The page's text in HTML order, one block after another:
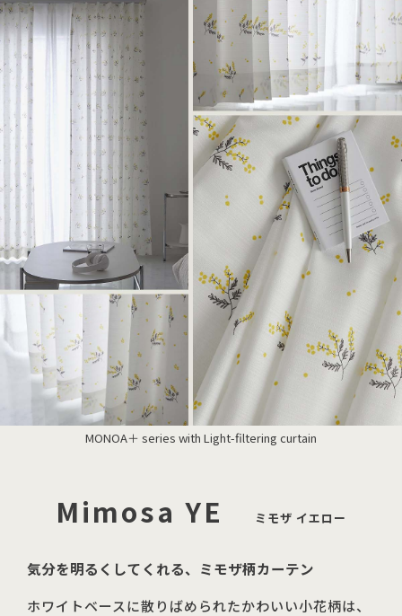
MONOA＋ series with Light-filtering curtain
Mimosa YE ミモザ イエロー
気分を明るくしてくれる、ミモザ柄カーテン
ホワイトベースに散りばめられたかわいい小花柄は、